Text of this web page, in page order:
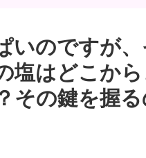
いのですが
塩はどこか
その鍵を握